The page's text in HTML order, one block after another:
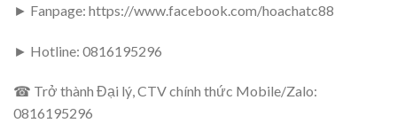
► Fanpage: https://www.facebook.com/hoachatc88
► Hotline: 0816195296
☎ Trở thành Đại lý, CTV chính thức Mobile/Zalo:
0816195296